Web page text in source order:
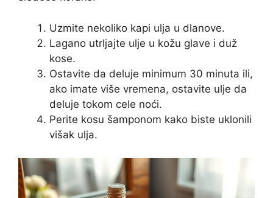
Uzmite nekoliko kapi ulja u dlanove.
Lagano utrljajte ulje u kožu glave i duž
kose.
Ostavite da deluje minimum 30 minuta ili,
ako imate više vremena, ostavite ulje da
deluje tokom cele noći.
Perite kosu šamponom kako biste uklonili
višak ulja.